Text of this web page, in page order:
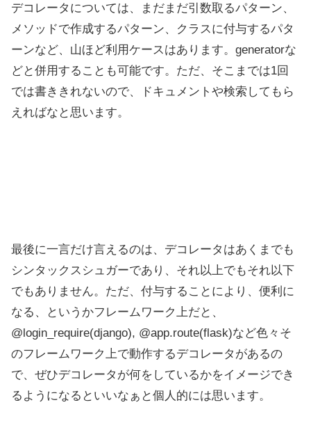
デコレータについては、まだまだ引数取るパターン、
メソッドで作成するパターン、クラスに付与するパタ
ーンなど、山ほど利用ケースはあります。generatorな
どと併用することも可能です。ただ、そこまでは1回
では書ききれないので、ドキュメントや検索してもら
えればなと思います。
最後に一言だけ言えるのは、デコレータはあくまでも
シンタックスシュガーであり、それ以上でもそれ以下
でもありません。ただ、付与することにより、便利に
なる、というかフレームワーク上だと、
@login_require(django), @app.route(flask)など色々そ
のフレームワーク上で動作するデコレータがあるの
で、ぜひデコレータが何をしているかをイメージでき
るようになるといいなぁと個人的には思います。